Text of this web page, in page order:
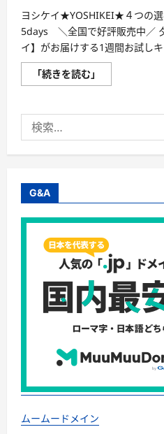
ヨシケイ★YOSHIKEI★４つの
5days ＼全国で好評販売中／
イ】がお届けする1週間お試しキ
「続きを読む」
食
宅
１
が
届
す
る
1
週
お
試
し
キ
ャ
ン
ー
ン！
つ
い
索:
G&A
ムームードメイン